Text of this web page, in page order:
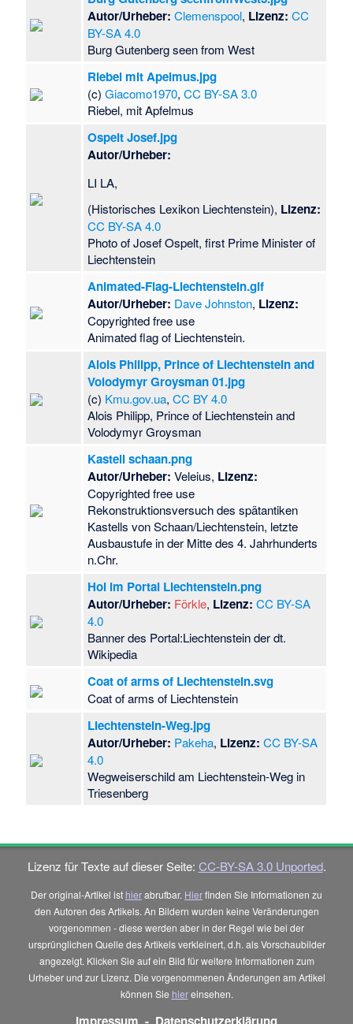
Autor/Urheber: Clemenspool, Lizenz: CC
BY-SA 4.0
Burg Gutenberg seen from West
Riebel mit Apelmus.jpg
(c)Giacomo1970,CC BY-SA 3.0
Riebel, mit Apfelmus
Ospelt Josef.jpg
Autor/Urheber:
LI LA,
(Historisches Lexikon Liechtenstein), Lizenz:
CC BY-SA 4.0
Photo of Josef Ospelt, first Prime Minister of
Liechtenstein
Animated-Flag-Liechtenstein.gif
Autor/Urheber: Dave Johnston, Lizenz:
Copyrighted free use
Animated flag of Liechtenstein.
Alois Philipp, Prince of Liechtenstein and
Volodymyr Groysman 01.jpg
(c) Kmu.gov.ua,CC BY 4.0
Alois Philipp, Prince of Liechtenstein and
Volodymyr Groysman
Kastell schaan.png
Autor/Urheber: Veleius, Lizenz:
Copyrighted free use
Rekonstruktionsversuch des spätantiken
Kastells von Schaan/Liechtenstein, letzte
Ausbaustufe in der Mitte des 4. Jahrhunderts
n.Chr.
Hoi im Portal Liechtenstein.png
Autor/Urheber: Förkle, Lizenz: CC BY-SA
4.0
Banner des Portal:Liechtenstein der dt.
Wikipedia
Coat of arms of Liechtenstein.svg
Coat of arms of Liechtenstein
Liechtenstein-Weg.jpg
Autor/Urheber: Pakeha, Lizenz: CC BY-SA
4.0
Wegweiserschild am Liechtenstein-Weg in
Triesenberg
Lizenz für Texte auf dieser Seite: CC-BY-SA 3.0 Unported.
Der original-Artikel ist hierabrufbar. Hierfinden Sie Informationen zu
den Autoren des Artikels. An Bildern wurden keine Veränderungen
vorgenommen - diese werden aber in der Regel wie bei der
ursprünglichen Quelle des Artikels verkleinert, d.h. als Vorschaubilder
angezeigt. Klicken Sie auf ein Bild für weitere Informationen zum
Urheber und zur Lizenz. Die vorgenommenen Änderungen am Artikel
können Sie hiereinsehen.
Impressum - Datenschutzerklärung